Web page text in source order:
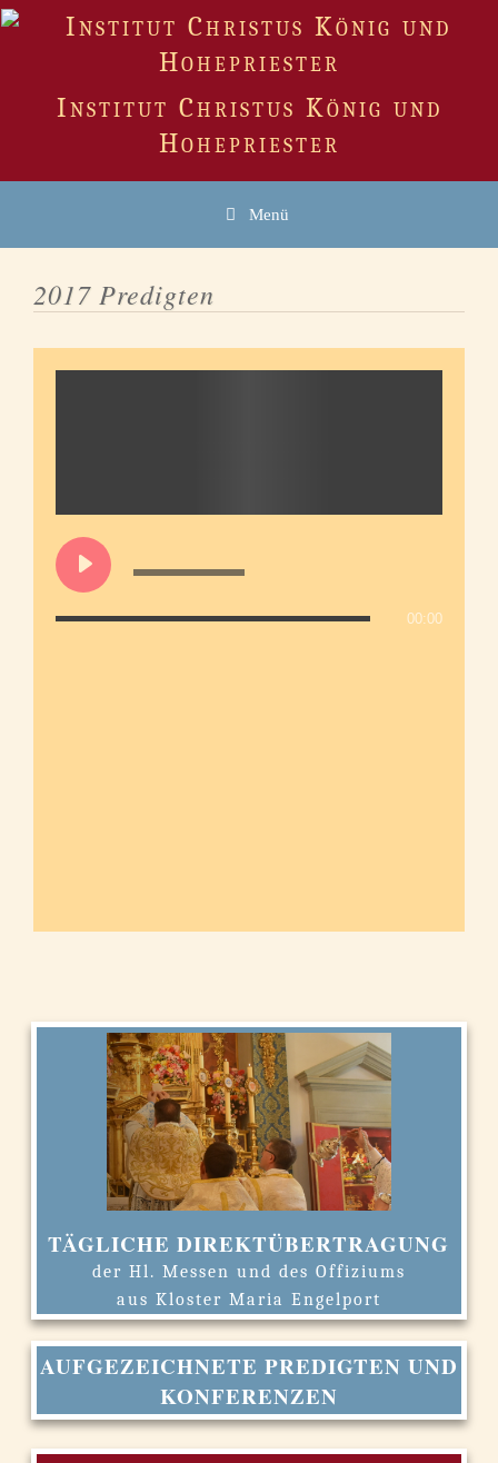
Zum
Institut Christus König und
Hohepriester
Menü
2017 Predigten
00:00
TÄGLICHE DIREKTÜBERTRAGUNG
der Hl. Messen und des Offiziums
aus Kloster Maria Engelport
AUFGEZEICHNETE PREDIGTEN UND
KONFERENZEN